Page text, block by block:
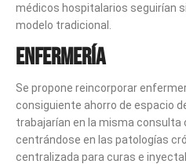
médicos hospitalarios seguirían
modelo tradicional.
Enfermería
Se propone reincorporar
consiguiente ahorro de espacio
trabajarían en la misma
centrándose en las patologías
centralizada para curas e